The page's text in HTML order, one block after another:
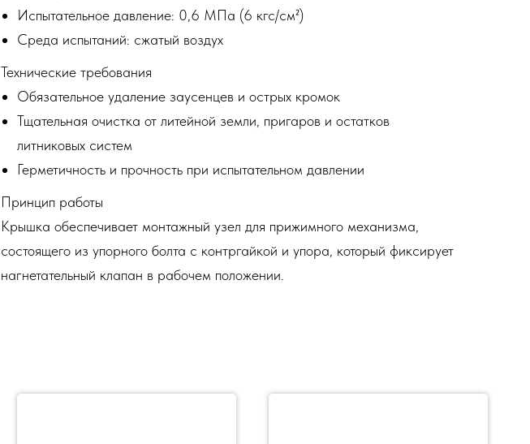
Испытательное давление: 0,6 МПа (6 кгс/см²)
Среда испытаний: сжатый воздух
Технические требования
Обязательное удаление заусенцев и острых кромок
Тщательная очистка от литейной земли, пригаров и остатков
литниковых систем
Герметичность и прочность при испытательном давлении
Принцип работы
Крышка обеспечивает монтажный узел для прижимного механизма,
состоящего из упорного болта с контргайкой и упора, который фиксирует
нагнетательный клапан в рабочем положении.